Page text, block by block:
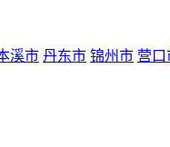
溪市 丹东市 锦州市 营口